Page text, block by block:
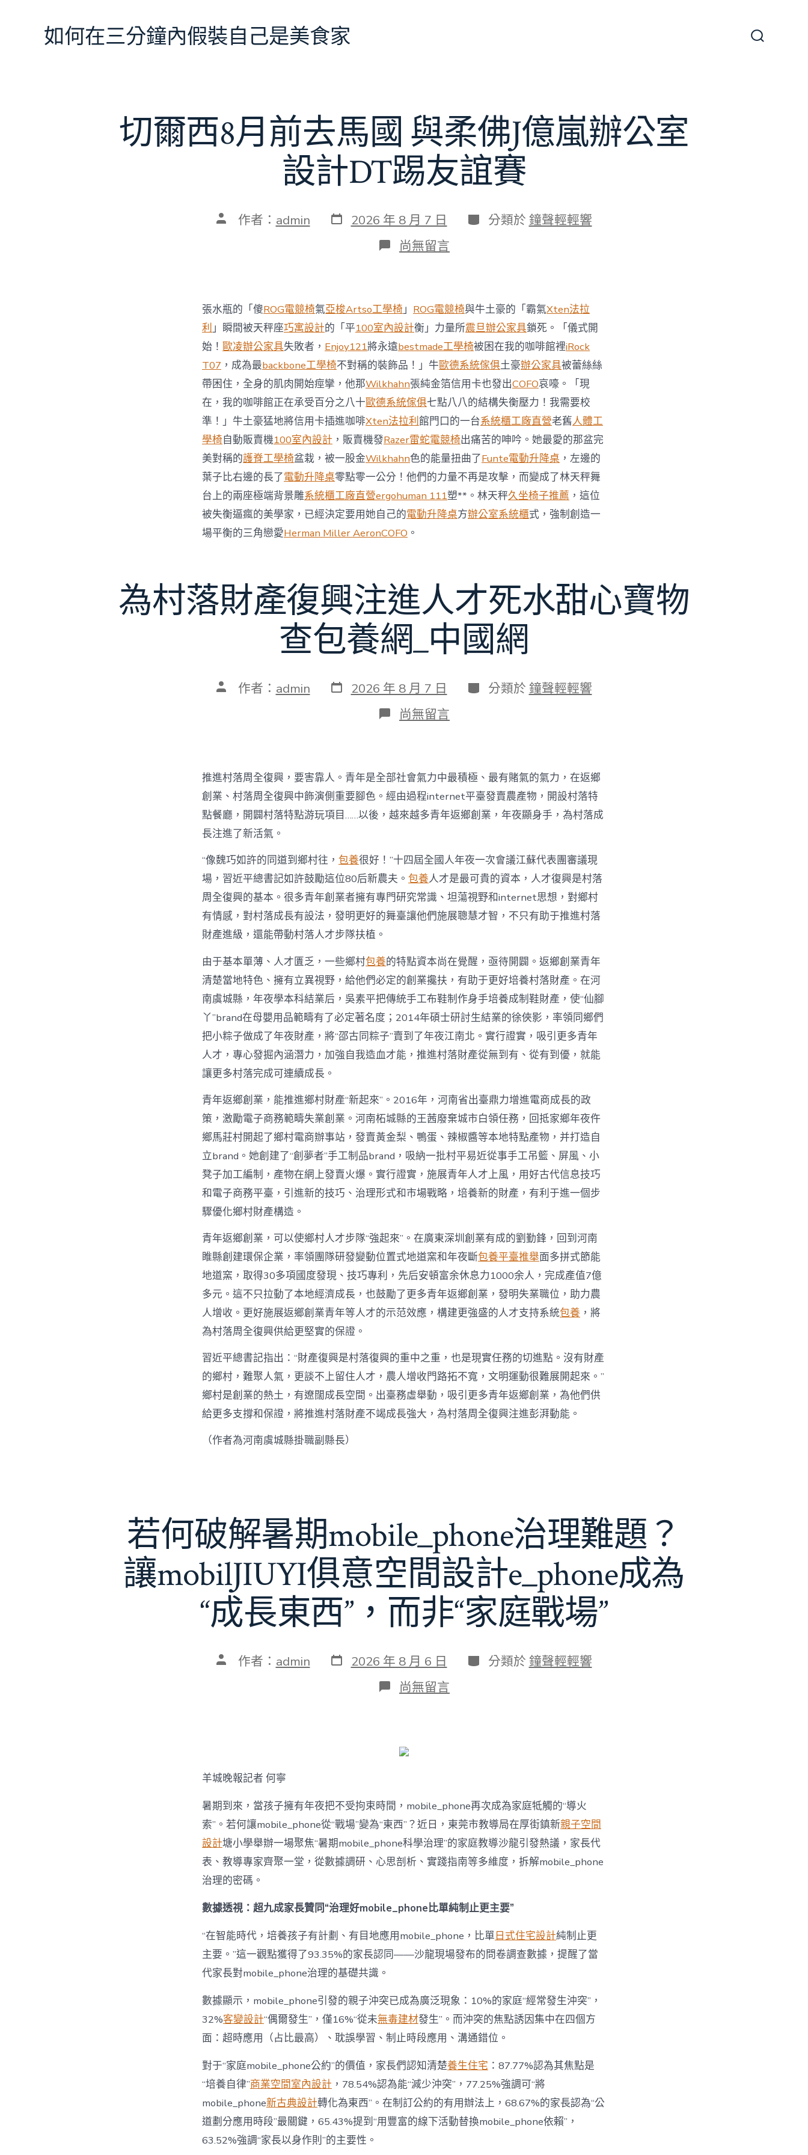
如何在三分鐘內假裝自己是美食家
切爾西8月前去馬國 與柔佛J億嵐辦公室
設計DT踢友誼賽
文 作者： admin 發
表
2026 年 8 月 7 日 分
類
分類於 鐘聲輕輕響
在
〈切
月
前
去
馬
國
與
柔
佛
J
億
嵐
辦
公
室
設
計
DT
踢
友
誼
尚無留言
張水瓶的「傻ROG電競椅氣亞梭Artso工學椅」 ROG電競椅與牛土豪的「霸氣Xten法拉
利」瞬間被天秤座巧寓設計的「平100室內設計衡」力量所震旦辦公家具鎖死。「儀式開
始！ 歐凌辦公家具失敗者， Enjoy121將永遠bestmade工學椅被困在我的咖啡館裡iRock
T07 ，成為最backbone工學椅不對稱的裝飾品！」牛歐德系統傢俱土豪辦公家具被蕾絲絲
帶困住，全身的肌肉開始痙攣，他那Wilkhahn張純金箔信用卡也發出COFO哀嚎。「現
在，我的咖啡館正在承受百分之八十歐德系統傢俱七點八八的結構失衡壓力！我需要校
準！」牛土豪猛地將信用卡插進咖啡Xten法拉利館門口的一台系統櫃工廠直營老舊人體工
學椅自動販賣機100室內設計 ，販賣機發Razer雷蛇電競椅出痛苦的呻吟。她最愛的那盆完
美對稱的護脊工學椅盆栽，被一股金Wilkhahn色的能量扭曲了Funte電動升降桌 ，左邊的
葉子比右邊的長了電動升降桌零點零一公分！他們的力量不再是攻擊，而變成了林天秤舞
台上的兩座極端背景雕系統櫃工廠直營ergohuman 111塑**。林天秤久坐椅子推薦 ，這位
被失衡逼瘋的美學家，已經決定要用她自己的電動升降桌方辦公室系統櫃式，強制創造一
場平衡的三角戀愛Herman Miller AeronCOFO 。
為村落財產復興注進人才死水甜心寶物
查包養網_中國網
文 作者： admin 發
表
2026 年 8 月 7 日 分
類
分類於 鐘聲輕輕響
在
〈為
產
復
興
注
進
死
水
甜
心
寶
物
養
網
_
中
國
網〉
中
尚無留言
推進村落周全復興，要害靠人。青年是全部社會氣力中最積極、最有賭氣的氣力，在返鄉
創業、村落周全復興中飾演側重要腳色。經由過程internet平臺發賣農產物，開設村落特
點餐廳，開闢村落特點游玩項目……以後，越來越多青年返鄉創業，年夜顯身手，為村落成
長注進了新活氣。
“像魏巧如許的同道到鄉村往， 包養很好！”十四屆全國人年夜一次會議江蘇代表團審議現
場，習近平總書記如許鼓勵這位80后新農夫。 包養人才是最可貴的資本，人才復興是村落
周全復興的基本。很多青年創業者擁有專門研究常識、坦蕩視野和internet思想，對鄉村
有情感，對村落成長有設法，發明更好的舞臺讓他們施展聰慧才智，不只有助于推進村落
財產進級，還能帶動村落人才步隊扶植。
由于基本單薄、人才匱乏，一些鄉村包養的特點資本尚在覺醒，亟待開闢。返鄉創業青年
清楚當地特色、擁有立異視野，給他們必定的創業攙扶，有助于更好培養村落財產。在河
南虞城縣，年夜學本科結業后，吳素平把傳統手工布鞋制作身手培養成制鞋財產，使“仙腳
丫”brand在母嬰用品範疇有了必定著名度；2014年碩士研討生結業的徐俠影，率領同鄉們
把小粽子做成了年夜財產，將“邵古同粽子”賣到了年夜江南北。實行證實，吸引更多青年
人才，專心發掘內涵潛力，加強自我造血才能，推進村落財產從無到有、從有到優，就能
讓更多村落完成可連續成長。
青年返鄉創業，能推進鄉村財產“新起來”。2016年，河南省出臺鼎力增進電商成長的政
策，激勵電子商務範疇失業創業。河南柘城縣的王茜廢棄城市白領任務，回抵家鄉年夜仵
鄉馬莊村開起了鄉村電商辦事站，發賣黃金梨、鴨蛋、辣椒醬等本地特點產物，并打造自
立brand。她創建了“創夢者”手工制品brand，吸納一批村平易近從事手工吊籃、屏風、小
凳子加工編制，產物在網上發賣火爆。實行證實，施展青年人才上風，用好古代信息技巧
和電子商務平臺，引進新的技巧、治理形式和市場戰略，培養新的財產，有利于進一個步
驟優化鄉村財產構造。
青年返鄉創業，可以使鄉村人才步隊“強起來”。在廣東深圳創業有成的劉勤鋒，回到河南
睢縣創建環保企業，率領團隊研發變動位置式地道窯和年夜斷包養平臺推舉面多拼式節能
地道窯，取得30多項國度發現、技巧專利，先后安頓富余休息力1000余人，完成產值7億
多元。這不只拉動了本地經濟成長，也鼓勵了更多青年返鄉創業，發明失業職位，助力農
人增收。更好施展返鄉創業青年等人才的示范效應，構建更強盛的人才支持系統包養 ，將
為村落周全復興供給更堅實的保證。
習近平總書記指出：“財產復興是村落復興的重中之重，也是現實任務的切進點。沒有財產
的鄉村，難聚人氣，更談不上留住人才，農人增收門路拓不寬，文明運動很難展開起來。”
鄉村是創業的熱土，有遼闊成長空間。出臺務虛舉動，吸引更多青年返鄉創業，為他們供
給更多支撐和保證，將推進村落財產不竭成長強大，為村落周全復興注進彭湃動能。
（作者為河南虞城縣掛職副縣長）
若何破解暑期mobile_phone治理難題？
讓mobilJIUYI俱意空間設計e_phone成為
“成長東西”，而非“家庭戰場”
文 作者： admin 發
表
2026 年 8 月 6 日 分
類
分類於 鐘聲輕輕響
在
〈若
暑
期
難
題？
讓
mobilJIUYI
俱
意
設
計
成
為
“成
西”，
而
非
“家
庭
戰
場”〉
中
尚無留言
羊城晚報記者 何寧
暑期到來，當孩子擁有年夜把不受拘束時間，mobile_phone再次成為家庭牴觸的“導火
索”。若何讓mobile_phone從“戰場”變為“東西”？近日，東莞市教導局在厚街鎮新親子空間
設計塘小學舉辦一場聚焦“暑期mobile_phone科學治理”的家庭教導沙龍引發熱議，家長代
表、教導專家齊聚一堂，從數據調研、心思剖析、實踐指南等多維度，拆解mobile_phone
治理的密碼。
數據透視：超九成家長贊同“治理好mobile_phone比單純制止更主要”
“在智能時代，培養孩子有計劃、有目地應用mobile_phone，比單日式住宅設計純制止更
主要。”這一觀點獲得了93.35%的家長認同——沙龍現場發布的問卷調查數據，提醒了當
代家長對mobile_phone治理的基礎共識。
數據顯示，mobile_phone引發的親子沖突已成為廣泛現象：10%的家庭“經常發生沖突”，
32%客變設計“偶爾發生”，僅16%“從未無毒建材發生”。而沖突的焦點誘因集中在四個方
面：超時應用（占比最高）、耽誤學習、制止時段應用、溝通錯位。
對于“家庭mobile_phone公約”的價值，家長們認知清楚養生住宅 ：87.77%認為其焦點是
“培養自律”商業空間室內設計 ，78.54%認為能“減少沖突”，77.25%強調可“將
mobile_phone新古典設計轉化為東西”。在制訂公約的有用辦法上，68.67%的家長認為“公
道劃分應用時段”最關鍵，65.43%提到“用豐富的線下活動替換mobile_phone依賴”，
63.52%強調“家長以身作則”的主要性。